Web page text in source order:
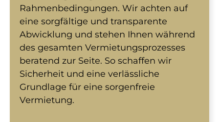
Rahmenbedingungen. Wir achten auf
eine sorgfältige und transparente
Abwicklung und stehen Ihnen während
des gesamten Vermietungsprozesses
beratend zur Seite. So schaffen wir
Sicherheit und eine verlässliche
Grundlage für eine sorgenfreie
Vermietung.